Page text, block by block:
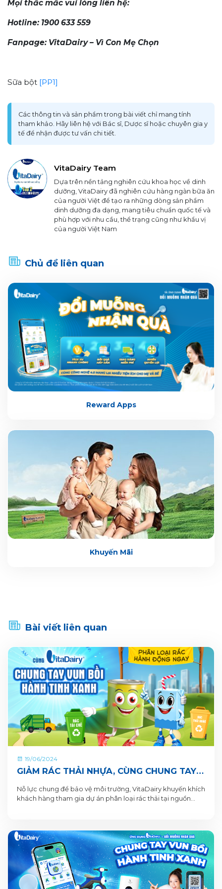
Mọi thắc mắc vui lòng liên hệ:
Hotline: 1900 633 559
Fanpage: VitaDairy – Vì Con Mẹ Chọn
Sữa bột [PP1]
Các thông tin và sản phẩm trong bài viết chỉ mang tính
tham khảo. Hãy liên hệ với Bác sĩ, Dược sĩ hoặc chuyên gia y
tế để nhận được tư vấn chi tiết.
VitaDairy Team
Dựa trên nền tảng nghiên cứu khoa học về dinh
dưỡng, VitaDairy đã nghiên cứu hàng ngàn bữa ăn
của người Việt để tạo ra những dòng sản phẩm
dinh dưỡng đa dạng, mang tiêu chuẩn quốc tế và
phù hợp với nhu cầu, thể trạng cũng như khẩu vị
của người Việt Nam
Chủ đề liên quan
Reward Apps
Khuyến Mãi
Bài viết liên quan
19/06/2024
GIẢM RÁC THẢI NHỰA, CÙNG CHUNG TAY
VUN BỒI HÀNH TINH XANH
Nỗ lực chung để bảo vệ môi trường, VitaDairy khuyến khích
khách hàng tham gia dự án phân loại rác thải tại nguồn